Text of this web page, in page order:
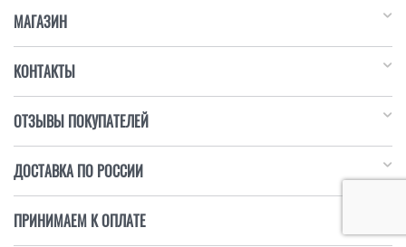
МАГАЗИН
КОНТАКТЫ
ОТЗЫВЫ ПОКУПАТЕЛЕЙ
ДОСТАВКА ПО РОССИИ
ПРИНИМАЕМ К ОПЛАТЕ